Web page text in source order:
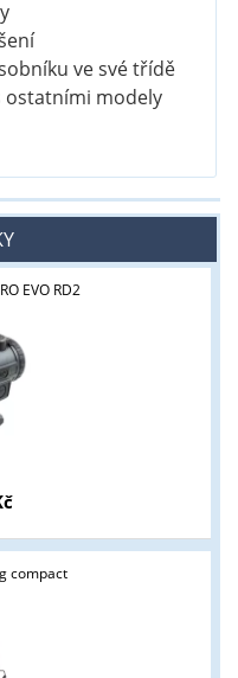
ve své třídě
ostatními modely
EVO RD2
compact